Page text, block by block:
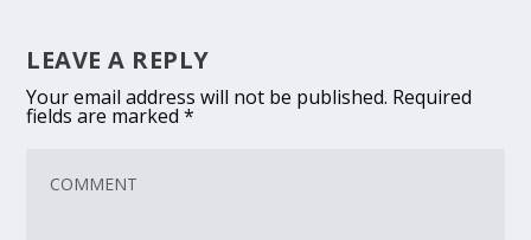
LEAVE A REPLY
Your email address will not be published. Required
fields are marked*